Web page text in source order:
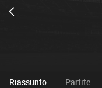
Riassunto Partite